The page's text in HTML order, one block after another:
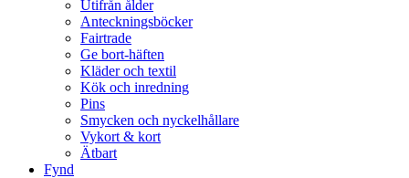
Utifrån ålder
Anteckningsböcker
Fairtrade
Ge bort-häften
Kläder och textil
Kök och inredning
Pins
Smycken och nyckelhållare
Vykort & kort
Ätbart
Fynd